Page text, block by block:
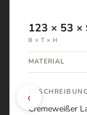
‹
123 × 53 ×
B × T × H
MATERIAL
Cremeweißer